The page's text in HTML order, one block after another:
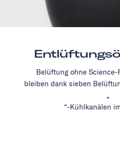
Belüftung ohne
bleiben dank sieben
„
“-Kühlkanälen